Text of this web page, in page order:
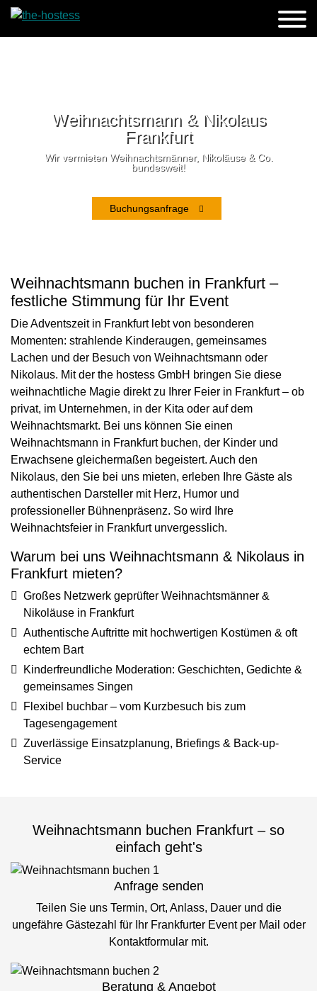
Weihnachtsmann & Nikolaus
Frankfurt
Wir vermieten Weihnachtsmänner, Nikoläuse & Co.
bundesweit!
Buchungsanfrage
Weihnachtsmann buchen in Frankfurt –
festliche Stimmung für Ihr Event
Die Adventszeit in Frankfurt lebt von besonderen
Momenten: strahlende Kinderaugen, gemeinsames
Lachen und der Besuch von Weihnachtsmann oder
Nikolaus. Mit der the hostess GmbH bringen Sie diese
weihnachtliche Magie direkt zu Ihrer Feier in Frankfurt – ob
privat, im Unternehmen, in der Kita oder auf dem
Weihnachtsmarkt. Bei uns können Sie einen
Weihnachtsmann in Frankfurt buchen, der Kinder und
Erwachsene gleichermaßen begeistert. Auch den
Nikolaus, den Sie bei uns mieten, erleben Ihre Gäste als
authentischen Darsteller mit Herz, Humor und
professioneller Bühnenpräsenz. So wird Ihre
Weihnachtsfeier in Frankfurt unvergesslich.
Warum bei uns Weihnachtsmann & Nikolaus in
Frankfurt mieten?
Großes Netzwerk geprüfter Weihnachtsmänner &
Nikoläuse in Frankfurt
Authentische Auftritte mit hochwertigen Kostümen & oft
echtem Bart
Kinderfreundliche Moderation: Geschichten, Gedichte &
gemeinsames Singen
Flexibel buchbar – vom Kurzbesuch bis zum
Tagesengagement
Zuverlässige Einsatzplanung, Briefings & Back-up-
Service
Weihnachtsmann buchen Frankfurt – so
einfach geht's
Anfrage senden
Teilen Sie uns Termin, Ort, Anlass, Dauer und die
ungefähre Gästezahl für Ihr Frankfurter Event per Mail oder
Kontaktformular mit.
Beratung & Angebot